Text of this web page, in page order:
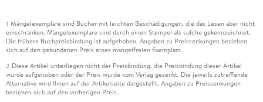
1 Mängelexemplare sind Bücher mit leichten Beschädigungen, die das Lesen aber nicht
einschränken. Mängelexemplare sind durch einen Stempel als solche gekennzeichnet.
Die frühere Buchpreisbindung ist aufgehoben. Angaben zu Preissenkungen beziehen
sich auf den gebundenen Preis eines mangelfreien Exemplars.
2 Diese Artikel unterliegen nicht der Preisbindung, die Preisbindung dieser Artikel
wurde aufgehoben oder der Preis wurde vom Verlag gesenkt. Die jeweils zutreffende
Alternative wird Ihnen auf der Artikelseite dargestellt. Angaben zu Preissenkungen
beziehen sich auf den vorherigen Preis.